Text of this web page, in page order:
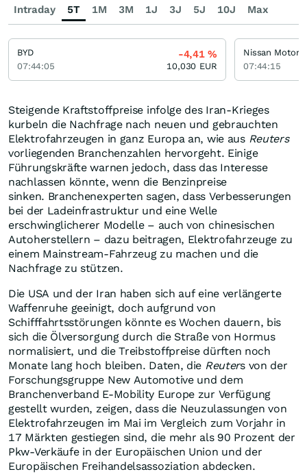
Steigende Kraftstoffpreise infolge des Iran-Krieges
kurbeln die Nachfrage nach neuen und gebrauchten
Elektrofahrzeugen in ganz Europa an, wie aus Reuters
vorliegenden Branchenzahlen hervorgeht. Einige
Führungskräfte warnen jedoch, dass das Interesse
nachlassen könnte, wenn die Benzinpreise
sinken. Branchenexperten sagen, dass Verbesserungen
bei der Ladeinfrastruktur und eine Welle
erschwinglicherer Modelle – auch von chinesischen
Autoherstellern – dazu beitragen, Elektrofahrzeuge zu
einem Mainstream-Fahrzeug zu machen und die
Nachfrage zu stützen.
Die USA und der Iran haben sich auf eine verlängerte
Waffenruhe geeinigt, doch aufgrund von
Schifffahrtsstörungen könnte es Wochen dauern, bis
sich die Ölversorgung durch die Straße von Hormus
normalisiert, und die Treibstoffpreise dürften noch
Monate lang hoch bleiben. Daten, die Reuters von der
Forschungsgruppe New Automotive und dem
Branchenverband E-Mobility Europe zur Verfügung
gestellt wurden, zeigen, dass die Neuzulassungen von
Elektrofahrzeugen im Mai im Vergleich zum Vorjahr in
17 Märkten gestiegen sind, die mehr als 90 Prozent der
Pkw-Verkäufe in der Europäischen Union und der
Europäischen Freihandelsassoziation abdecken.
Intraday 5T 1M 3M 1J 3J 5J 10J Max
BYD
07:44:05
-4,41%
10,030 EUR
Nissan Motor
07:44:15